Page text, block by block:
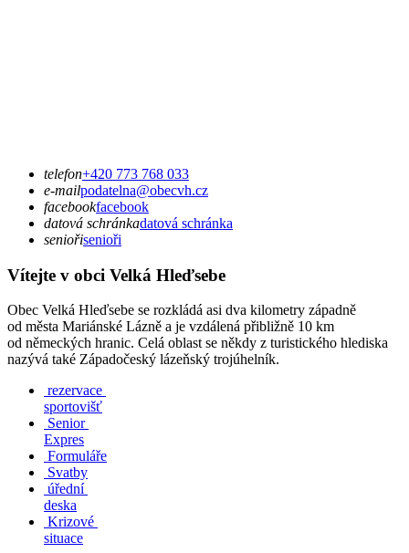
telefon+420 773 768 033
e-mailpodatelna@obecvh.cz
facebookfacebook
datová schránkadatová schránka
seniořisenioři
Vítejte v obci Velká Hleďsebe
Obec Velká Hleďsebe se rozkládá asi dva kilometry západně
od města Mariánské Lázně a je vzdálená přibližně 10 km
od německých hranic. Celá oblast se někdy z turistického hlediska
nazývá také Západočeský lázeňský trojúhelník.
rezervace
sportovišť
Senior
Expres
Formuláře
Svatby
úřední
deska
Krizové
situace